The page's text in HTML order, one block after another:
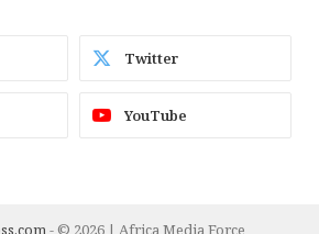
Twitter
YouTube
- © 2026 | Africa Media Force